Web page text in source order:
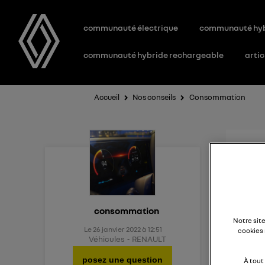
communauté électrique communauté
communauté hybride rechargeable
Accueil Nos conseils Consommation
consommation
Le 26 janvier 2022à 12:51
Véhicules RENAULT
posez une question
Notre
cookies
À tout